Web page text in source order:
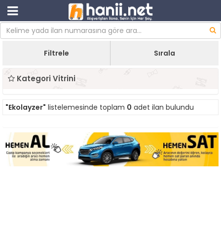
Filtrele Sırala
Kategori Vitrini
"Ekolayzer" listelemesinde toplam 0 adet ilan bulundu